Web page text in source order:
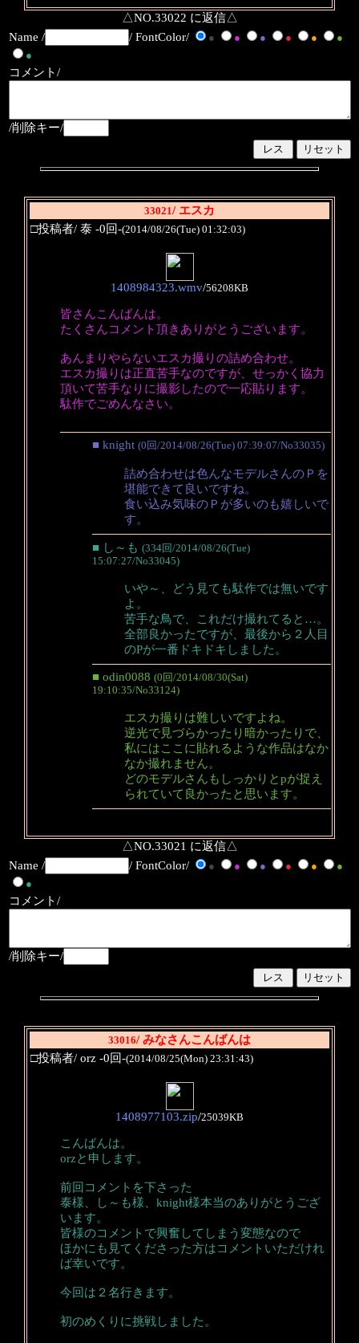
△NO.33022 に返信△
Name /
/ FontColor/ ● ● ● ● ●
●
●
コメント/
/削除キー/
33021/ エスカ
□投稿者/ 泰 -0回-(2014/08/26(Tue) 01:32:03)
1408984323.wmv/56208KB
皆さんこんばんは。
たくさんコメント頂きありがとうございます。
あんまりやらないエスカ撮りの詰め合わせ。
エスカ撮りは正直苦手なのですが、せっかく協力
頂いて苦手なりに撮影したので一応貼ります。
駄作でごめんなさい。
■ knight (0回/2014/08/26(Tue) 07:39:07/No33035)
詰め合わせは色んなモデルさんのＰを
堪能できて良いですね。
食い込み気味のＰが多いのも嬉しいで
す。
■ し～も (334回/2014/08/26(Tue)
15:07:27/No33045)
いや～、どう見ても駄作では無いです
よ。
苦手な鳥で、これだけ撮れてると…。
全部良かったですが、最後から２人目
のPが一番ドキドキしました。
■ odin0088 (0回/2014/08/30(Sat)
19:10:35/No33124)
エスカ撮りは難しいですよね。
逆光で見づらかったり暗かったりで、
私にはここに貼れるような作品はなか
なか撮れません。
どのモデルさんもしっかりとpが捉え
られていて良かったと思います。
△NO.33021 に返信△
Name /
/ FontColor/ ● ● ● ● ●
●
●
コメント/
/削除キー/
33016/ みなさんこんばんは
□投稿者/ orz -0回-(2014/08/25(Mon) 23:31:43)
1408977103.zip/25039KB
こんばんは。
orzと申します。
前回コメントを下さった
泰様、し～も様、knight様本当のありがとうござ
います。
皆様のコメントで興奮してしまう変態なので
ほかにも見てくださった方はコメントいただけれ
ば幸いです。
今回は２名行きます。
初のめくりに挑戦しました。